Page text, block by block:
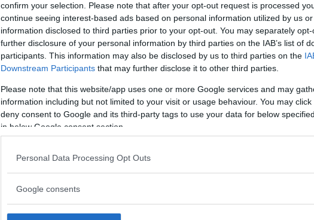
confirm your selection. Please note that after your opt-out request is processed
continue seeing interest-based ads based on personal information utilized by us
information disclosed to third parties prior to your opt-out. You may separately
further disclosure of your personal information by third parties on the IAB’s list of
participants. This information may also be disclosed by us to third parties on the
Downstream Participants that may further disclose it to other third parties.
Please note that this website/app uses one or more Google services and may
information including but not limited to your visit or usage behaviour. You may
deny consent to Google and its third-party tags to use your data for below
in below Google consent section.
Personal Data Processing Opt Outs
Google consents
Ospedale Tivoli
VIA PARROZZANI, 3
TIVOLI (ROMA) - LAZIO
19
Casa di Cura città di Aprilia
VIA PALME 25
APRILIA (LATINA) - LAZIO
4011